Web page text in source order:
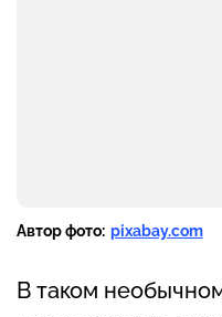
Автор фото: pixabay.com
В таком